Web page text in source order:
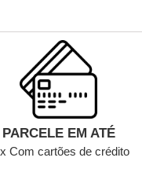
PARCELE EM ATÉ
Com cartões de crédito